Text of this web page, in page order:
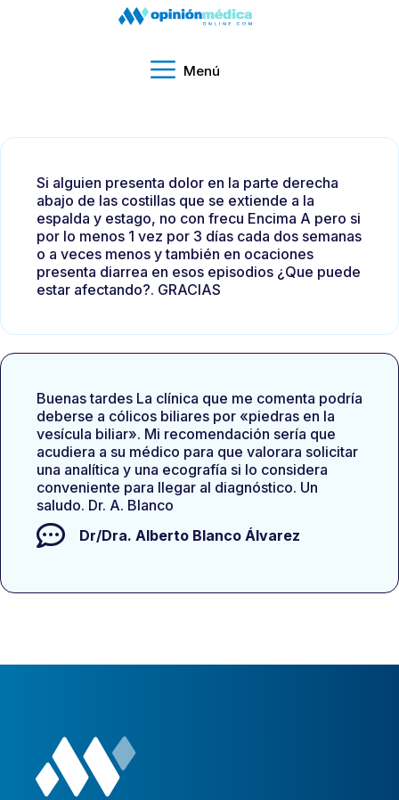
Menú
Si alguien presenta dolor en la parte derecha
abajo de las costillas que se extiende a la
espalda y estago, no con frecu Encima A pero si
por lo menos 1 vez por 3 días cada dos semanas
o a veces menos y también en ocaciones
presenta diarrea en esos episodios ¿Que puede
estar afectando?. GRACIAS
Buenas tardes La clínica que me comenta podría
deberse a cólicos biliares por «piedras en la
vesícula biliar». Mi recomendación sería que
acudiera a su médico para que valorara solicitar
una analítica y una ecografía si lo considera
conveniente para llegar al diagnóstico. Un
saludo. Dr. A. Blanco
Dr/Dra. Alberto Blanco Álvarez